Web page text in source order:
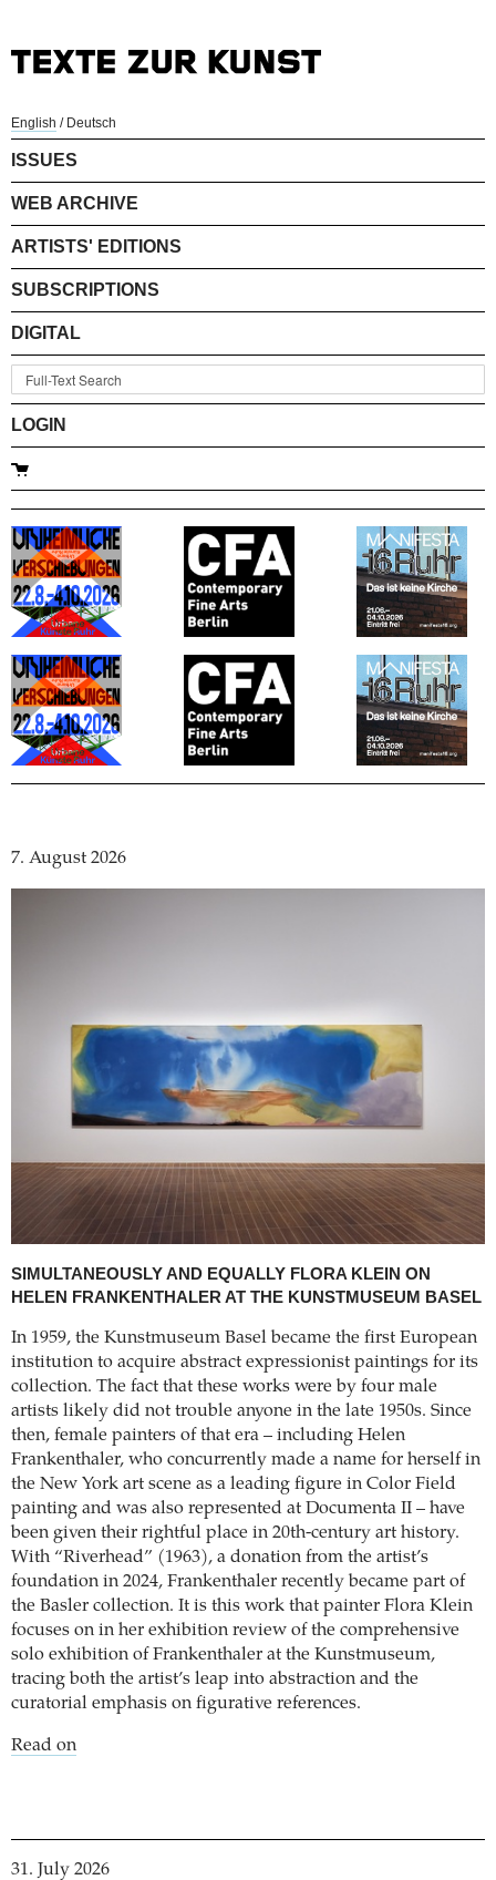
English / Deutsch
ISSUES
WEB ARCHIVE
ARTISTS' EDITIONS
SUBSCRIPTIONS
DIGITAL
LOGIN
7. August 2026
SIMULTANEOUSLY AND EQUALLY FLORA KLEIN ON
HELEN FRANKENTHALER AT THE KUNSTMUSEUM BASEL
In 1959, the Kunstmuseum Basel became the first European
institution to acquire abstract expressionist paintings for its
collection. The fact that these works were by four male
artists likely did not trouble anyone in the late 1950s. Since
then, female painters of that era – including Helen
Frankenthaler, who concurrently made a name for herself in
the New York art scene as a leading figure in Color Field
painting and was also represented at Documenta II – have
been given their rightful place in 20th-century art history.
With “Riverhead” (1963), a donation from the artist’s
foundation in 2024, Frankenthaler recently became part of
the Basler collection. It is this work that painter Flora Klein
focuses on in her exhibition review of the comprehensive
solo exhibition of Frankenthaler at the Kunstmuseum,
tracing both the artist’s leap into abstraction and the
curatorial emphasis on figurative references.
Read on
31. July 2026